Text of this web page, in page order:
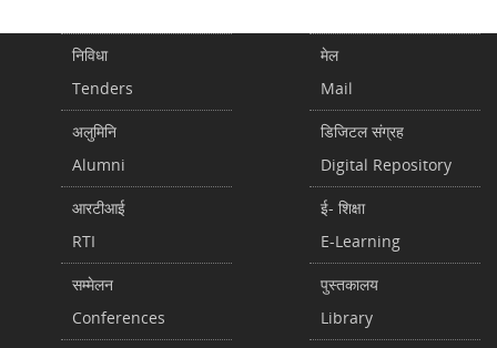
निविधा
Tenders
अलुमिनि
Alumni
आरटीआई
RTI
सम्मेलन
Conferences
मेल
Mail
डिजिटल संग्रह
Digital Repository
ई- शिक्षा
E-Learning
पुस्तकालय
Library